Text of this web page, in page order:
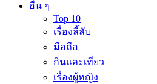
อื่น ๆ
Top 10
เรื่องลี้ลับ
มือถือ
กินและเที่ยว
เรื่องผู้หญิง